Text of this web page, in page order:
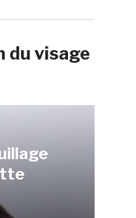
du visage